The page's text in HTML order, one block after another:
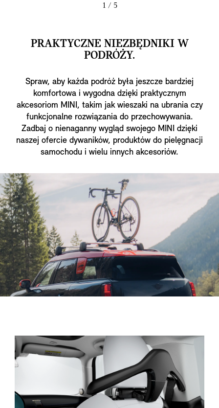
1 / 5
PRAKTYCZNE NIEZBĘDNIKI W
PODRÓŻY.
Spraw, aby każda podróż była jeszcze bardziej
komfortowa i wygodna dzięki praktycznym
akcesoriom MINI, takim jak wieszaki na ubrania czy
funkcjonalne rozwiązania do przechowywania.
Zadbaj o nienaganny wygląd swojego MINI dzięki
naszej ofercie dywaników, produktów do pielęgnacji
samochodu i wielu innych akcesoriów.